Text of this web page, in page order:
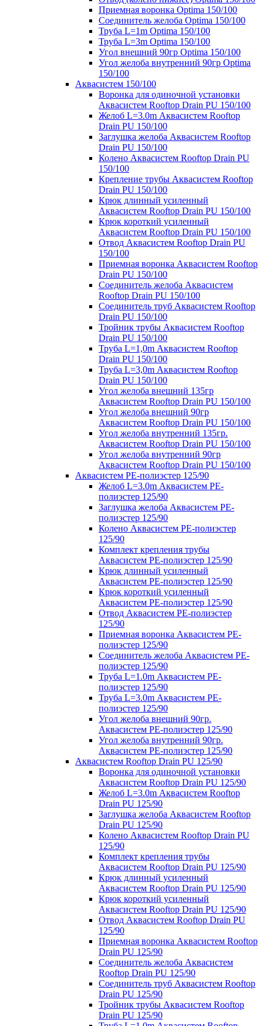
Приемная воронка Optima 150/100
Соединитель желоба Optima 150/100
Труба L=1m Optima 150/100
Труба L=3m Optima 150/100
Угол внешний 90гр Optima 150/100
Угол желоба внутренний 90гр Optima
150/100
Аквасистем 150/100
Воронка для одиночной установки
Аквасистем Rooftop Drain PU 150/100
Желоб L=3.0m Аквасистем Rooftop
Drain PU 150/100
Заглушка желоба Аквасистем Rooftop
Drain PU 150/100
Колено Аквасистем Rooftop Drain PU
150/100
Крепление трубы Аквасистем Rooftop
Drain PU 150/100
Крюк длинный усиленный
Аквасистем Rooftop Drain PU 150/100
Крюк короткий усиленный
Аквасистем Rooftop Drain PU 150/100
Отвод Аквасистем Rooftop Drain PU
150/100
Приемная воронка Аквасистем Rooftop
Drain PU 150/100
Соединитель желоба Аквасистем
Rooftop Drain PU 150/100
Соединитель труб Аквасистем Rooftop
Drain PU 150/100
Тройник трубы Аквасистем Rooftop
Drain PU 150/100
Труба L=1,0m Аквасистем Rooftop
Drain PU 150/100
Труба L=3,0m Аквасистем Rooftop
Drain PU 150/100
Угол желоба внешний 135гр
Аквасистем Rooftop Drain PU 150/100
Угол желоба внешний 90гр
Аквасистем Rooftop Drain PU 150/100
Угол желоба внутренний 135гр.
Аквасистем Rooftop Drain PU 150/100
Угол желоба внутренний 90гр
Аквасистем Rooftop Drain PU 150/100
Аквасистем PE-полиэстер 125/90
Желоб L=3.0m Аквасистем PE-
полиэстер 125/90
Заглушка желоба Аквасистем PE-
полиэстер 125/90
Колено Аквасистем PE-полиэстер
125/90
Комплект крепления трубы
Аквасистем PE-полиэстер 125/90
Крюк длинный усиленный
Аквасистем PE-полиэстер 125/90
Крюк короткий усиленный
Аквасистем PE-полиэстер 125/90
Отвод Аквасистем РЕ-полиэстер
125/90
Приемная воронка Аквасистем PE-
полиэстер 125/90
Соединитель желоба Аквасистем PE-
полиэстер 125/90
Труба L=1.0m Аквасистем PE-
полиэстер 125/90
Труба L=3.0m Аквасистем PE-
полиэстер 125/90
Угол желоба внешний 90гр.
Аквасистем PE-полиэстер 125/90
Угол желоба внутренний 90гр.
Аквасистем PE-полиэстер 125/90
Аквасистем Rooftop Drain PU 125/90
Воронка для одиночной установки
Аквасистем Rooftop Drain PU 125/90
Желоб L=3.0m Аквасистем Rooftop
Drain PU 125/90
Заглушка желоба Аквасистем Rooftop
Drain PU 125/90
Колено Аквасистем Rooftop Drain PU
125/90
Комплект крепления трубы
Аквасистем Rooftop Drain PU 125/90
Крюк длинный усиленный
Аквасистем Rooftop Drain PU 125/90
Крюк короткий усиленный
Аквасистем Rooftop Drain PU 125/90
Отвод Аквасистем Rooftop Drain PU
125/90
Приемная воронка Аквасистем Rooftop
Drain PU 125/90
Соединитель желоба Аквасистем
Rooftop Drain PU 125/90
Соединитель труб Аквасистем Rooftop
Drain PU 125/90
Тройник трубы Аквасистем Rooftop
Drain PU 125/90